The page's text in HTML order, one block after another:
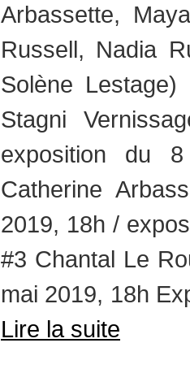
Arbassette,
Russell, Nadia
Solène Lestage)
Stagni
exposition du
Catherine
2019, 18h /
#3 Chantal Le
mai 2019, 18h
Lire la suite